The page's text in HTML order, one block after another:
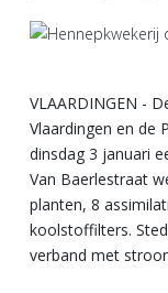
VLAARDINGEN -
Vlaardingen en de
dinsdag 3 januari
Van Baerlestraat
planten, 8
koolstoffilters.
verband met